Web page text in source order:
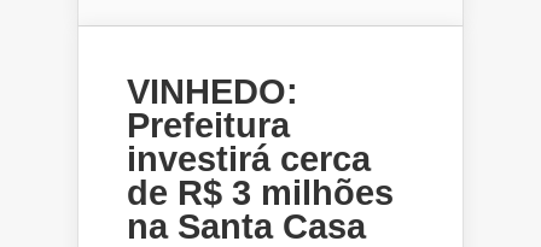
VINHEDO:
Prefeitura
investirá cerca
de R$ 3 milhões
na Santa Casa